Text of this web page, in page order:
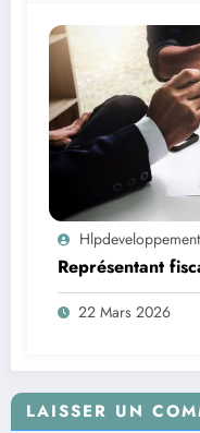
Hlpdeveloppement
Représentant
22 Mars 2026
LAISSER UN